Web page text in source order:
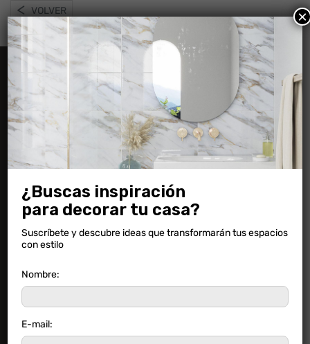
VOLVER
Información
Preguntas frecuentes
Novedades
Ambientaciones
Descargas
Contacto
Contacto
¿Buscas inspiración
para decorar tu casa?
Suscríbete y descubre ideas que transformarán tus espacios
con estilo
Nombre:
E-mail:
×